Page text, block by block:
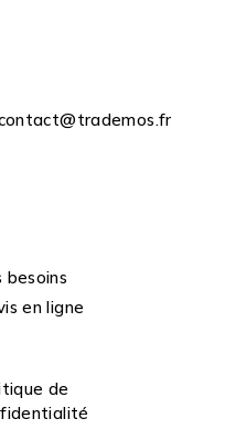
besoins
en ligne
de